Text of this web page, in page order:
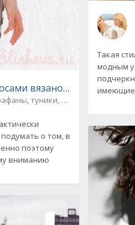
вязаное спицами
туники, юбки
о том, в
поэтому
вниманию
Такая
модным